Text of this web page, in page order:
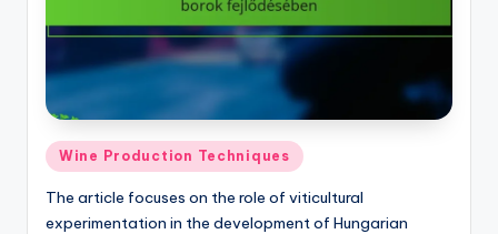
Posted
in
Wine Production Techniques
The article focuses on the role of viticultural
experimentation in the development of Hungarian